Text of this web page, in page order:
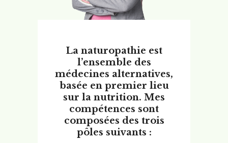
La naturopathie est
l’ensemble des
médecines alternatives,
basée en premier lieu
sur la nutrition. Mes
compétences sont
composées des trois
pôles suivants :